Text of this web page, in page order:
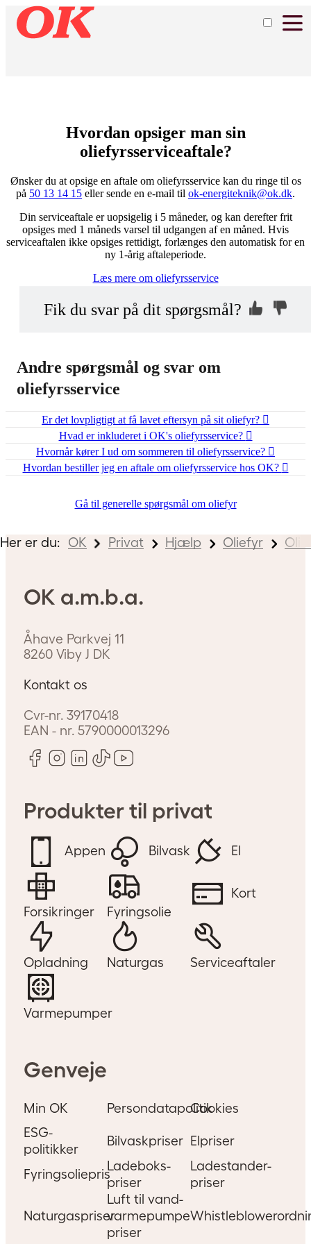
Hvordan opsiger man sin
oliefyrsserviceaftale?
Ønsker du at opsige en aftale om oliefyrsservice kan du ringe til os
på 50 13 14 15 eller sende en e-mail til ok-energiteknik@ok.dk.
Din serviceaftale er uopsigelig i 5 måneder, og kan derefter frit
opsiges med 1 måneds varsel til udgangen af en måned. Hvis
serviceaftalen ikke opsiges rettidigt, forlænges den automatisk for en
ny 1-årig aftaleperiode.
Læs mere om oliefyrsservice
Fik du svar på dit spørgsmål?
Hvorfor ikke?
Kontakt os, så
vi kan hjælpe dig
Andre spørgsmål og svar om
oliefyrsservice
Er det lovpligtigt at få lavet eftersyn på sit oliefyr?
Hvad er inkluderet i OK's oliefyrsservice?
Hvornår kører I ud om sommeren til oliefyrsservice?
Hvordan bestiller jeg en aftale om oliefyrsservice hos OK?
Gå til generelle spørgsmål om oliefyr
Her er du: OK Privat Hjælp Oliefyr
OK a.m.b.a.
Åhave Parkvej 11
8260 Viby J DK
Kontakt os
Cvr-nr. 39170418
EAN - nr.5790000013296
Produkter til privat
Appen Bilvask El
Forsikringer Fyringsolie
Kort
Opladning Naturgas Serviceaftaler
Varmepumper
Genveje
Min OK PersondatapolitikCookies
ESG-
politikker
Bilvaskpriser Elpriser
Fyringsoliepris
Ladeboks-
priser
Ladestander-
priser
Naturgaspriser
Luft til vand-
varmepumpe
priser